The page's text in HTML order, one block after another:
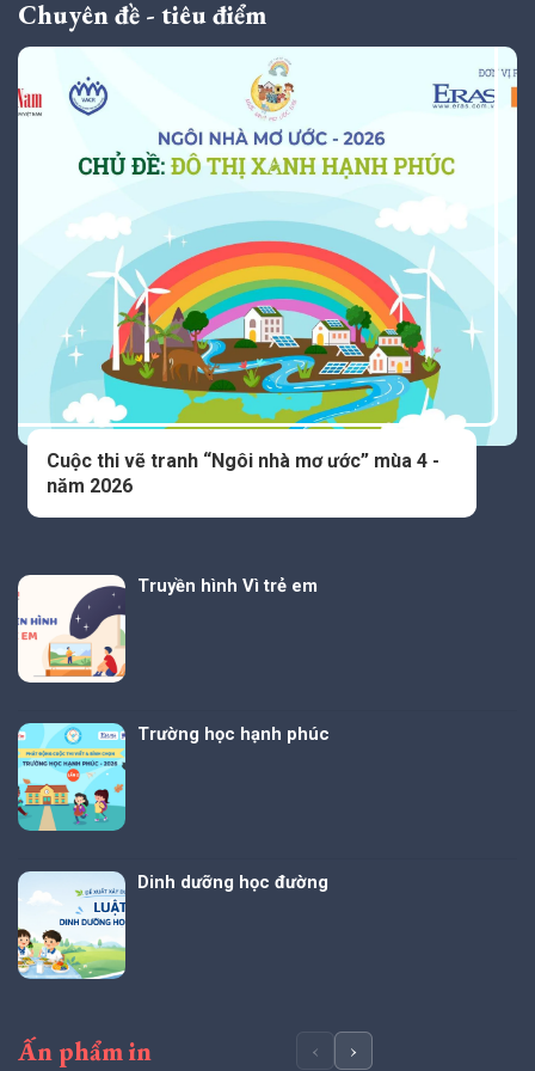
Chuyên đề - tiêu điểm
Cuộc thi vẽ tranh “Ngôi nhà mơ ước” mùa 4 -
năm 2026
Truyền hình Vì trẻ em
Trường học hạnh phúc
Dinh dưỡng học đường
Ấn phẩm in ‹ ›